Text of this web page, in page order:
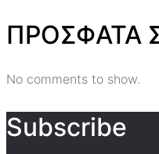
ΠΡΟΣΦΑΤΑ
No comments to show.
Subscribe